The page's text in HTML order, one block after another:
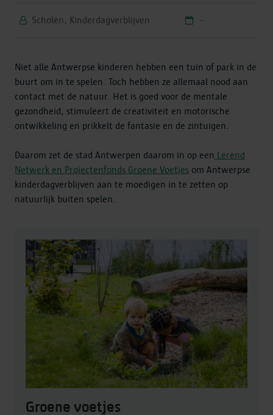
Scholen, Kinderdagverblijven -
Niet alle Antwerpse kinderen hebben een tuin of park in de
buurt om in te spelen. Toch hebben ze allemaal nood aan
contact met de natuur. Het is goed voor de mentale
gezondheid, stimuleert de creativiteit en motorische
ontwikkeling en prikkelt de fantasie en de zintuigen.
Daarom zet de stad Antwerpen daarom in op een Lerend
Netwerk en Projectenfonds Groene Voetjes om Antwerpse
kinderdagverblijven aan te moedigen in te zetten op
natuurlijk buiten spelen.
Groene voetjes